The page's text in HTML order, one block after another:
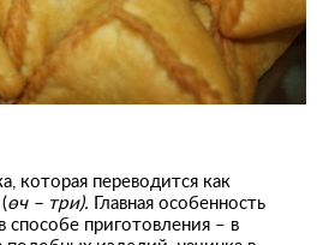
которая переводится как
өч – три).
Главная особенность
приготовления – в